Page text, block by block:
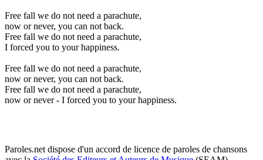
Free fall we do not need a parachute,
now or never, you can not back.
Free fall we do not need a parachute,
I forced you to your happiness.
Free fall we do not need a parachute,
now or never, you can not back.
Free fall we do not need a parachute,
now or never - I forced you to your happiness.
Paroles.net dispose d'un accord de licence de paroles de chansons